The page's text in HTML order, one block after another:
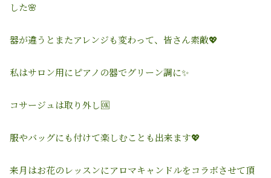
した🌸
器が違うとまたアレンジも変わって、皆さん素敵💖
私はサロン用にピアノの器でグリーン調に✨
コサージュは取り外し🆗
服やバッグにも付けて楽しむことも出来ます💖
来月はお花のレッスンにアロマキャンドルをコラボさせて頂